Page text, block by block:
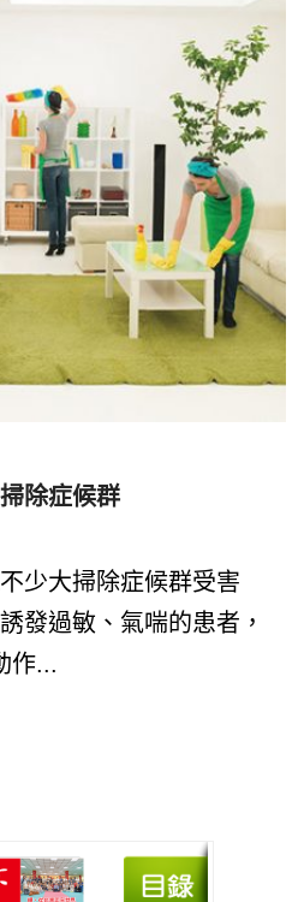
除症候群
少大掃除症候群受害
發過敏、氣喘的患者，
作...